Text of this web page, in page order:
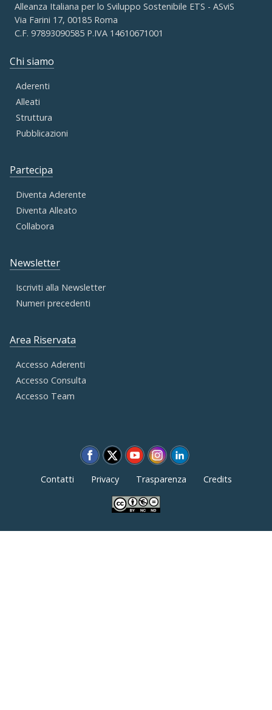
Alleanza Italiana per lo Sviluppo Sostenibile ETS - ASviS
Via Farini 17, 00185 Roma
C.F. 97893090585 P.IVA 14610671001
Chi siamo
Aderenti
Alleati
Struttura
Pubblicazioni
Partecipa
Diventa Aderente
Diventa Alleato
Collabora
Newsletter
Iscriviti alla Newsletter
Numeri precedenti
Area Riservata
Accesso Aderenti
Accesso Consulta
Accesso Team
Contatti Privacy Trasparenza Credits